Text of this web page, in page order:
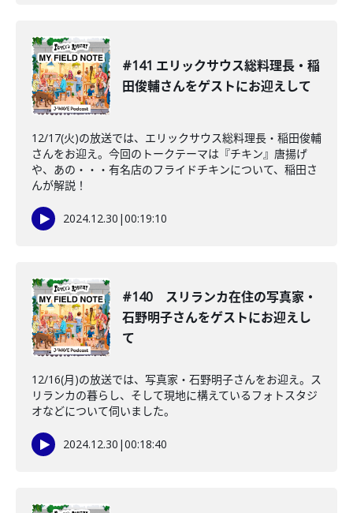
#141 エリックサウス総料理長・稲
田俊輔さんをゲストにお迎えして
12/17(火)の放送では、エリックサウス総料理長・稲田俊輔
さんをお迎え。今回のトークテーマは『チキン』唐揚げ
や、あの・・・有名店のフライドチキンについて、稲田さ
んが解説！
2024.12.30 |00:19:10
#140 スリランカ在住の写真家・
石野明子さんをゲストにお迎えし
て
12/16(月)の放送では、写真家・石野明子さんをお迎え。ス
リランカの暮らし、そして現地に構えているフォトスタジ
オなどについて伺いました。
2024.12.30 |00:18:40